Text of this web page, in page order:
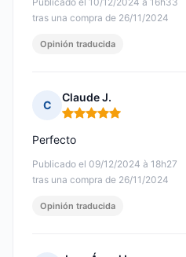
tras una compra de 26/11/2024
Opinión traducida
C
Claude J.
Nota: 5 de 5
Publicado el 09/12/2024 à 18h27
tras una compra de 26/11/2024
Perfecto
Opinión traducida